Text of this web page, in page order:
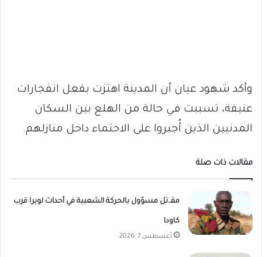
وأكد شهود عيان أن المدينة اهتزت بفعل انفجارات
عنيفة، تسببت في حالة من الهلع بين السكان
المدنيين الذين أُجبروا على الاحتماء داخل منازلهم.
مقالات ذات صلة
مقـ.تل مسؤول بالحركة الشعبية في أحداث لويرا قرب
كاودا
أغسطس 7, 2026